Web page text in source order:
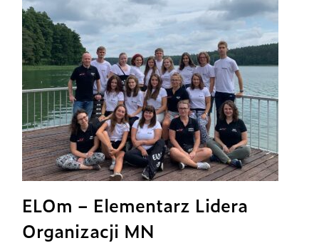
ELOm – Elementarz Lidera
Organizacji MN